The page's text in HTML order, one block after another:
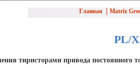
Главная Matrix
PL/
тиристорами привода постоянного